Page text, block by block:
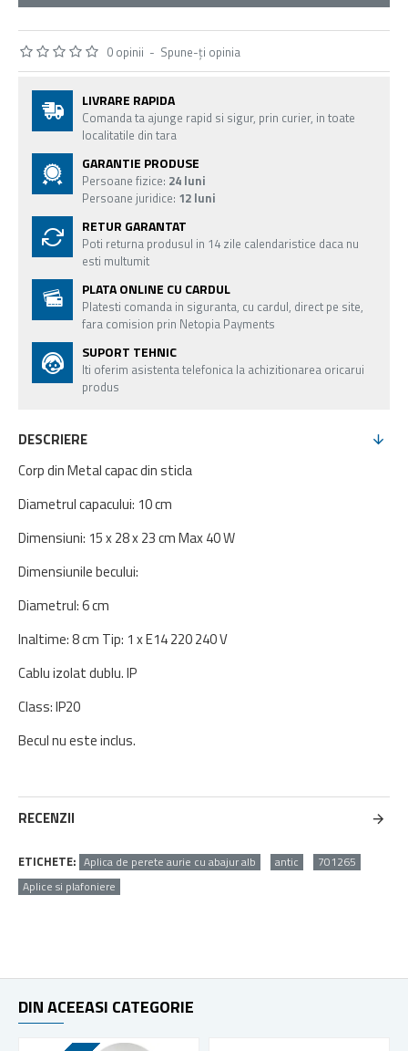
0 opinii - Spune-ţi opinia
LIVRARE RAPIDA
Comanda ta ajunge rapid si sigur, prin curier, in toate
localitatile din tara
GARANTIE PRODUSE
Persoane fizice: 24 luni
Persoane juridice: 12 luni
RETUR GARANTAT
Poti returna produsul in 14 zile calendaristice daca nu
esti multumit
PLATA ONLINE CU CARDUL
Platesti comanda in siguranta, cu cardul, direct pe site,
fara comision prin Netopia Payments
SUPORT TEHNIC
Iti oferim asistenta telefonica la achizitionarea oricarui
produs
DESCRIERE
Corp din Metal capac din sticla
Diametrul capacului: 10 cm
Dimensiuni: 15 x 28 x 23 cm Max 40 W
Dimensiunile becului:
Diametrul: 6 cm
Inaltime: 8 cm Tip: 1 x E14 220 240 V
Cablu izolat dublu. IP
Class: IP20
Becul nu este inclus.
RECENZII
ETICHETE: Aplica de perete aurie cu abajur alb antic
701265
Aplice si plafoniere
DIN ACEEASI CATEGORIE